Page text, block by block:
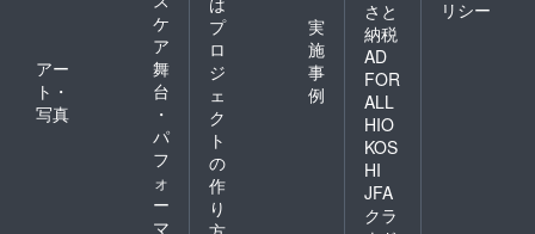
ケ
ア
アー
ト・
写真
舞
台
・
パ
フ
ォ
ー
マ
プ
ロ
ジ
ェ
ク
ト
の
作
り
実
施
事
例
さと
納税
AD
FOR
ALL
HIO
KOS
HI
JFA
クラ
リシー